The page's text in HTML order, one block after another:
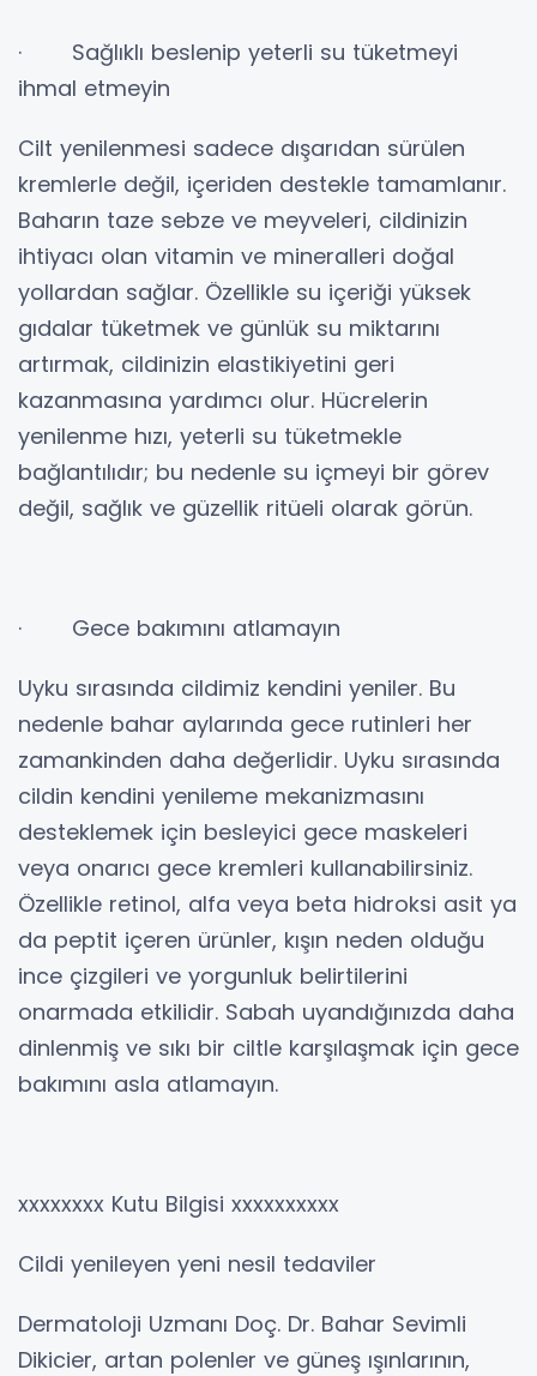
· Sağlıklı beslenip yeterli su tüketmeyi
ihmal etmeyin
Cilt yenilenmesi sadece dışarıdan sürülen
kremlerle değil, içeriden destekle tamamlanır.
Baharın taze sebze ve meyveleri, cildinizin
ihtiyacı olan vitamin ve mineralleri doğal
yollardan sağlar. Özellikle su içeriği yüksek
gıdalar tüketmek ve günlük su miktarını
artırmak, cildinizin elastikiyetini geri
kazanmasına yardımcı olur. Hücrelerin
yenilenme hızı, yeterli su tüketmekle
bağlantılıdır; bu nedenle su içmeyi bir görev
değil, sağlık ve güzellik ritüeli olarak görün.
· Gece bakımını atlamayın
Uyku sırasında cildimiz kendini yeniler. Bu
nedenle bahar aylarında gece rutinleri her
zamankinden daha değerlidir. Uyku sırasında
cildin kendini yenileme mekanizmasını
desteklemek için besleyici gece maskeleri
veya onarıcı gece kremleri kullanabilirsiniz.
Özellikle retinol, alfa veya beta hidroksi asit ya
da peptit içeren ürünler, kışın neden olduğu
ince çizgileri ve yorgunluk belirtilerini
onarmada etkilidir. Sabah uyandığınızda daha
dinlenmiş ve sıkı bir ciltle karşılaşmak için gece
bakımını asla atlamayın.
xxxxxxxx Kutu Bilgisi xxxxxxxxxx
Cildi yenileyen yeni nesil tedaviler
Dermatoloji Uzmanı Doç. Dr. Bahar Sevimli
Dikicier, artan polenler ve güneş ışınlarının,